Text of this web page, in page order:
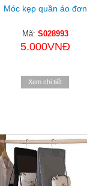
Móc kẹp quần áo đơn
Mã: S028993
5.000VNĐ
Xem chi tiết